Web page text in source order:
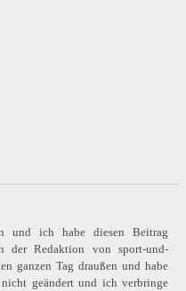
und ich habe diesen Beitrag
der Redaktion von sport-und-
ganzen Tag draußen und habe
geändert und ich verbringe